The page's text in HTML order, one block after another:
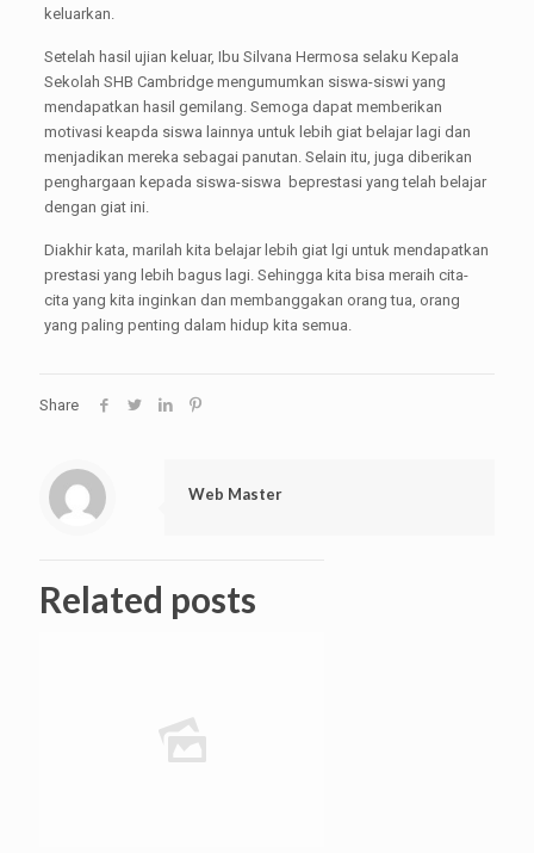
keluarkan.
Setelah hasil ujian keluar, Ibu Silvana Hermosa selaku Kepala
Sekolah SHB Cambridge mengumumkan siswa-siswi yang
mendapatkan hasil gemilang. Semoga dapat memberikan
motivasi keapda siswa lainnya untuk lebih giat belajar lagi dan
menjadikan mereka sebagai panutan. Selain itu, juga diberikan
penghargaan kepada siswa-siswa beprestasi yang telah belajar
dengan giat ini.
Diakhir kata, marilah kita belajar lebih giat lgi untuk mendapatkan
prestasi yang lebih bagus lagi. Sehingga kita bisa meraih cita-
cita yang kita inginkan dan membanggakan orang tua, orang
yang paling penting dalam hidup kita semua.
Share
Web Master
Related posts